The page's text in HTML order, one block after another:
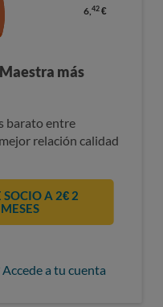
6,42€
más
barato entre
relación calidad
SOCIO A 2€ 2
MESES
Accede a tu cuenta